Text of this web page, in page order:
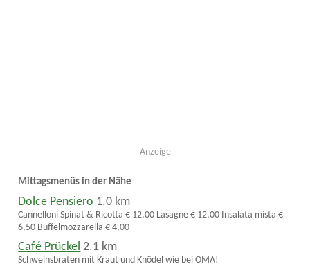
Anzeige
Mittagsmenüs in der Nähe
Dolce Pensiero 1.0 km
Cannelloni Spinat & Ricotta € 12,00 Lasagne € 12,00 Insalata mista €
6,50 Büffelmozzarella € 4,00
Café Prückel 2.1 km
Schweinsbraten mit Kraut und Knödel wie bei OMA!